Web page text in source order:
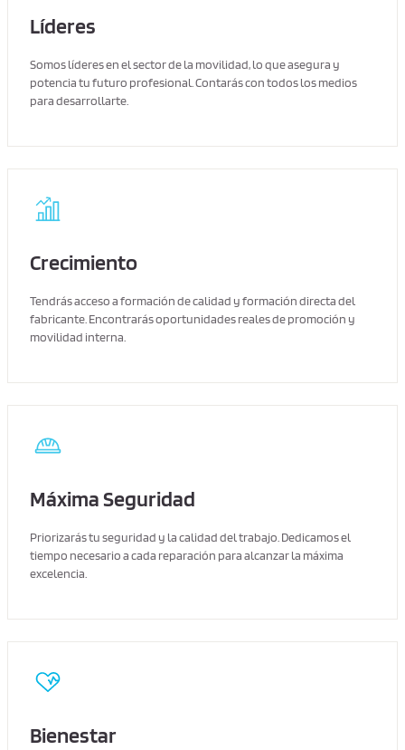
Líderes
Somos líderes en el sector de la movilidad, lo que asegura y
potencia tu futuro profesional. Contarás con todos los medios
para desarrollarte.
Crecimiento
Tendrás acceso a formación de calidad y formación directa del
fabricante. Encontrarás oportunidades reales de promoción y
movilidad interna.
Máxima Seguridad
Priorizarás tu seguridad y la calidad del trabajo. Dedicamos el
tiempo necesario a cada reparación para alcanzar la máxima
excelencia.
Bienestar